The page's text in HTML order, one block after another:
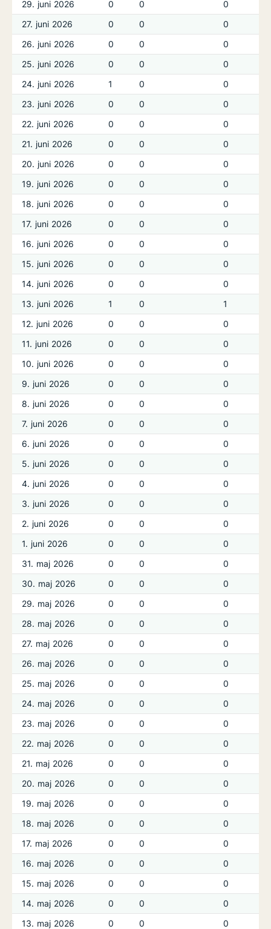
29. juni 2026 0 0
0
27. juni 2026
0 0
0
26. juni 2026
0 0
0
25. juni 2026
0 0
0
24. juni 2026
1 0
0
23. juni 2026
0 0
0
22. juni 2026
0 0
0
21. juni 2026
0 0
0
20. juni 2026
0 0
0
19. juni 2026
0 0
0
18. juni 2026
0 0
0
17. juni 2026
0 0
0
16. juni 2026
0 0
0
15. juni 2026
0 0
0
14. juni 2026
0 0
0
13. juni 2026
1 0
1
12. juni 2026
0 0
0
11. juni 2026
0 0
0
10. juni 2026
0 0
0
9. juni 2026
0 0
0
8. juni 2026
0 0
0
7. juni 2026
0 0
0
6. juni 2026
0 0
0
5. juni 2026
0 0
0
4. juni 2026
0 0
0
3. juni 2026
0 0
0
2. juni 2026
0 0
0
1. juni 2026
0 0
0
31. maj 2026
0 0
0
30. maj 2026
0 0
0
29. maj 2026
0 0
0
28. maj 2026
0 0
0
27. maj 2026
0 0
0
26. maj 2026
0 0
0
25. maj 2026
0 0
0
24. maj 2026
0 0
0
23. maj 2026
0 0
0
22. maj 2026
0 0
0
21. maj 2026
0 0
0
20. maj 2026
0 0
0
19. maj 2026
0 0
0
18. maj 2026
0 0
0
17. maj 2026
0 0
0
16. maj 2026
0 0
0
15. maj 2026
0 0
0
14. maj 2026
0 0
0
13. maj 2026
0 0
0